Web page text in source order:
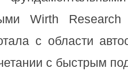
Wirth
с области
с быстрым